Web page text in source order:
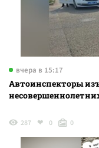
вчера в 15:17
Автоинспекторы
287 0 0